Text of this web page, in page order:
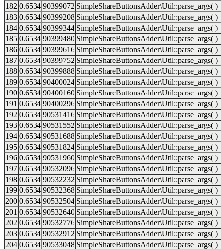
182 0.6534 90399072 SimpleShareButtonsAdder\Util::parse_args( )
183 0.6534 90399208 SimpleShareButtonsAdder\Util::parse_args( )
184 0.6534 90399344 SimpleShareButtonsAdder\Util::parse_args( )
185 0.6534 90399480 SimpleShareButtonsAdder\Util::parse_args( )
186 0.6534 90399616 SimpleShareButtonsAdder\Util::parse_args( )
187 0.6534 90399752 SimpleShareButtonsAdder\Util::parse_args( )
188 0.6534 90399888 SimpleShareButtonsAdder\Util::parse_args( )
189 0.6534 90400024 SimpleShareButtonsAdder\Util::parse_args( )
190 0.6534 90400160 SimpleShareButtonsAdder\Util::parse_args( )
191 0.6534 90400296 SimpleShareButtonsAdder\Util::parse_args( )
192 0.6534 90531416 SimpleShareButtonsAdder\Util::parse_args( )
193 0.6534 90531552 SimpleShareButtonsAdder\Util::parse_args( )
194 0.6534 90531688 SimpleShareButtonsAdder\Util::parse_args( )
195 0.6534 90531824 SimpleShareButtonsAdder\Util::parse_args( )
196 0.6534 90531960 SimpleShareButtonsAdder\Util::parse_args( )
197 0.6534 90532096 SimpleShareButtonsAdder\Util::parse_args( )
198 0.6534 90532232 SimpleShareButtonsAdder\Util::parse_args( )
199 0.6534 90532368 SimpleShareButtonsAdder\Util::parse_args( )
200 0.6534 90532504 SimpleShareButtonsAdder\Util::parse_args( )
201 0.6534 90532640 SimpleShareButtonsAdder\Util::parse_args( )
202 0.6534 90532776 SimpleShareButtonsAdder\Util::parse_args( )
203 0.6534 90532912 SimpleShareButtonsAdder\Util::parse_args( )
204 0.6534 90533048 SimpleShareButtonsAdder\Util::parse_args( )